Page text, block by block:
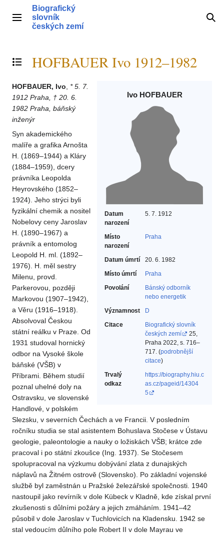
obsahHlavní menu
Biografický
slovník
českých zemí
Přepnout obsah
HOFBAUER Ivo 1912–1982
Ivo HOFBAUER
Datum
narození
5. 7. 1912
Místo
narození
Praha
Datum úmrtí
20. 6. 1982
Místo úmrtí
Praha
Povolání
Bánský odborník
nebo energetik‎
Významnost
D
Citace
Biografický slovník
českých zemí
25,
Praha 2022, s. 716–
717. (podrobnější
citace)
Trvalý
odkaz
https://biography.hiu.c
as.cz/pageid/14304
5
HOFBAUER, Ivo
* 5. 7.
1912 Praha, † 20. 6.
1982 Praha, báňský
inženýr
Syn akademického
malíře a grafika Arnošta
H. (1869–1944) a Kláry
(1884–1959), dcery
právníka Leopolda
Heyrovského (1852–
1924). Jeho strýci byli
fyzikální chemik a nositel
Nobelovy ceny Jaroslav
H. (1890–1967) a
právník a entomolog
Leopold H. ml. (1892–
1976). H. měl sestry
Milenu, provd.
Parkerovou, později
Markovou (1907–1942),
a Věru (1916–1918).
Absolvoval Českou
státní reálku v Praze. Od
1931 studoval hornický
odbor na Vysoké škole
báňské (VŠB) v
Příbrami. Během studií
poznal uhelné doly na
Ostravsku, ve slovenské
Handlové, v polském
Slezsku, v severních Čechách a ve Francii. V posledním
ročníku studia se stal asistentem Bohuslava Stočese v Ústavu
geologie, paleontologie a nauky o ložiskách VŠB; krátce zde
pracoval i po státní zkoušce (Ing. 1937). Se Stočesem
spolupracoval na výzkumu dobývání zlata z dunajských
náplavů na Žitném ostrově (Slovensko). Po základní vojenské
službě byl zaměstnán u Pražské železářské společnosti. 1940
nastoupil jako revírník v dole Kübeck v Kladně, kde získal první
zkušenosti s důlními požáry a jejich zmáháním. 1941–42
působil v dole Jaroslav v Tuchlovicích na Kladensku. 1942 se
stal vedoucím důlního pole Robert II v dole Mayrau ve